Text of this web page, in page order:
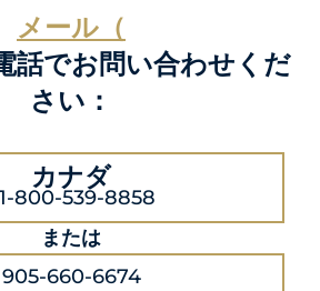
メール（
話でお問い合わせくだ
さい：
カナダ
800-539-8858
または
905-660-6674